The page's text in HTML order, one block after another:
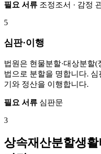
필요 서류 조정조서 · 감정
5
심판·이행
법원은 현물분할·대상분할
법으로 분할을 명합니다.
기와 정산을 이행합니다.
필요 서류 심판문
3
상속재산분할생